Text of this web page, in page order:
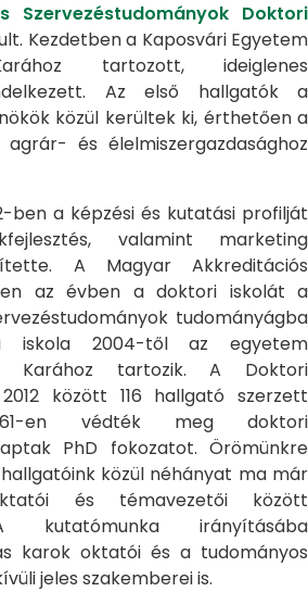
Szervezéstudományok Doktori
Kezdetben a Kaposvári Egyetem
tartozott, ideiglenes
Az első hallgatók a
közül kerültek ki, érthetően a
és élelmiszergazdasághoz
ben a képzési és kutatási profilját
valamint marketing
A Magyar Akkreditációs
az évben a doktori iskolát a
tudományágba
iskola 2004-től az egyetem
Karához tartozik. A Doktori
között 116 hallgató szerzett
61-en védték meg doktori
PhD fokozatot. Örömünkre
közül néhányat ma már
és témavezetői között
kutatómunka irányításába
karok oktatói és a tudományos
jeles szakemberei is.